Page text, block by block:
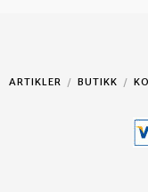
ARTIKLER BUTIKK